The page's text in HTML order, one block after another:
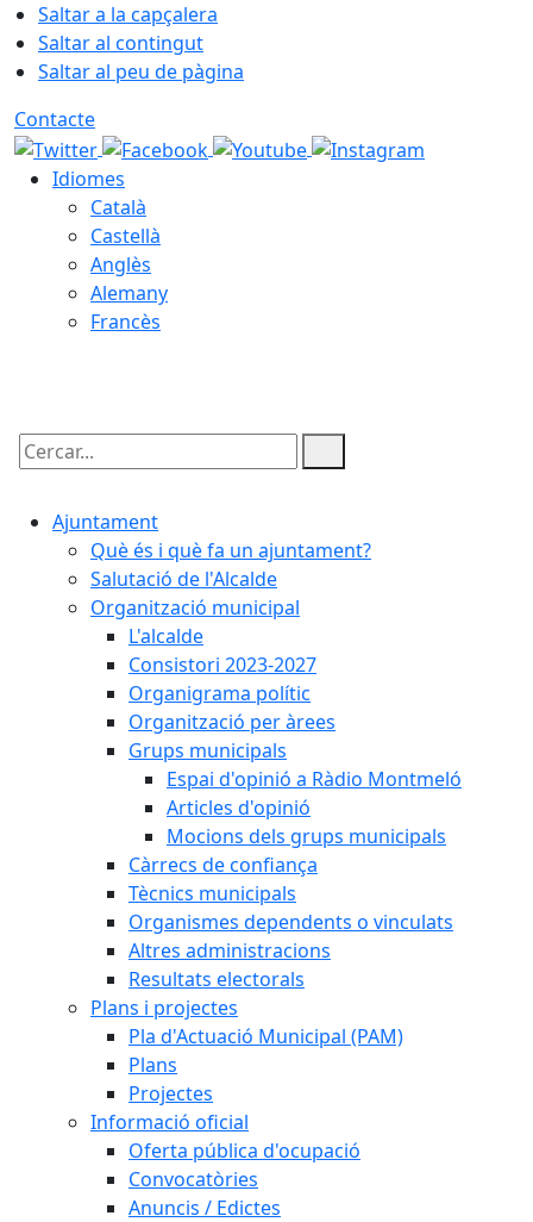
Saltar a la capçalera
Saltar al contingut
Saltar al peu de pàgina
Contacte
Idiomes
Català
Castellà
Anglès
Alemany
Francès
Cercar:
Ajuntament
Què és i què fa un ajuntament?
Salutació de l'Alcalde
Organització municipal
L'alcalde
Consistori 2023-2027
Organigrama polític
Organització per àrees
Grups municipals
Espai d'opinió a Ràdio Montmeló
Articles d'opinió
Mocions dels grups municipals
Càrrecs de confiança
Tècnics municipals
Organismes dependents o vinculats
Altres administracions
Resultats electorals
Plans i projectes
Pla d'Actuació Municipal (PAM)
Plans
Projectes
Informació oficial
Oferta pública d'ocupació
Convocatòries
Anuncis / Edictes